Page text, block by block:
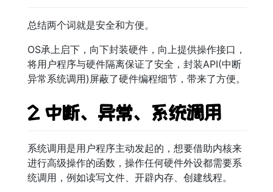
总结两个词就是安全和方便。
OS承上启下，向下封装硬件，向上提供操作接口，
将用户程序与硬件隔离保证了安全，封装API(中断
异常系统调用)屏蔽了硬件编程细节，带来了方便。
2 中断、异常、系统调用
系统调用是用户程序主动发起的，想要借助内核来
进行高级操作的函数，操作任何硬件外设都需要系
统调用，例如读写文件、开辟内存、创建线程。